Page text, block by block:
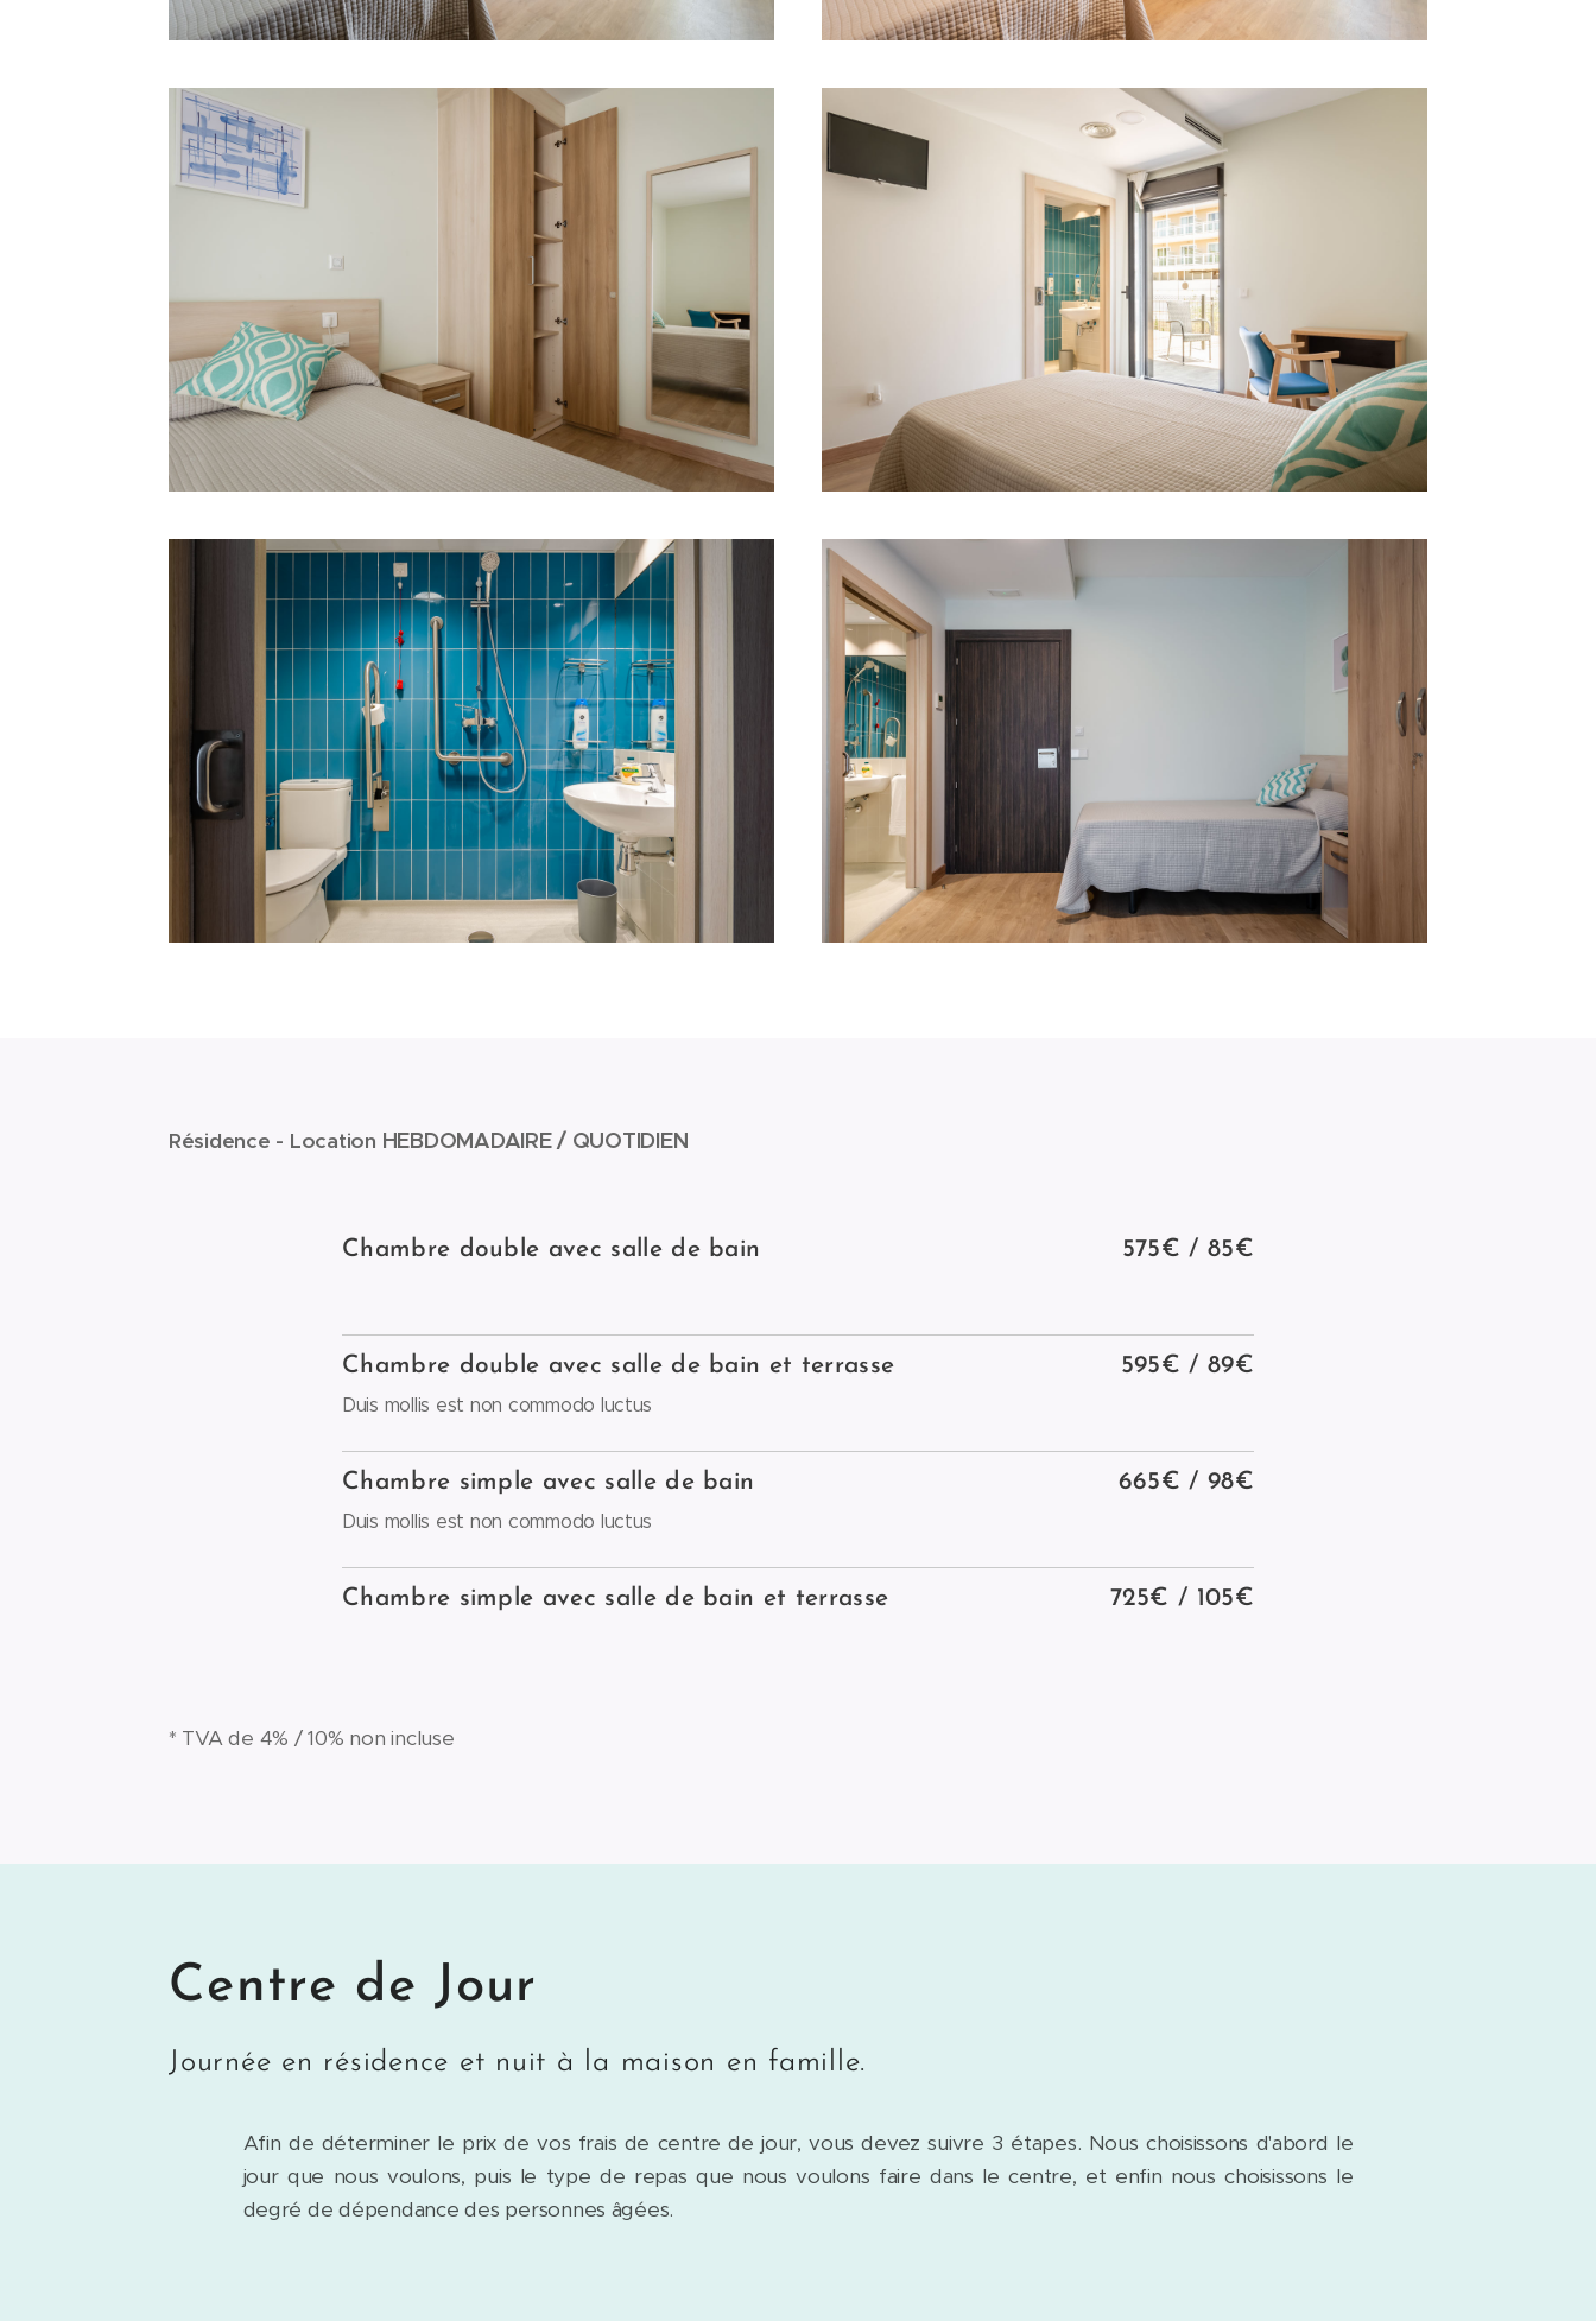
Résidence - Location HEBDOMADAIRE / QUOTIDIEN
Chambre double avec salle de bain 575€ / 85€
Chambre double avec salle de bain et terrasse
Duis mollis est non commodo luctus
595€ / 89€
Chambre simple avec salle de bain
Duis mollis est non commodo luctus
665€ / 98€
Chambre simple avec salle de bain et terrasse 725€ / 105€
* TVA de 4% / 10% non incluse
Centre de Jour
Journée en résidence et nuit à la maison en famille.
Afin de déterminer le prix de vos frais de centre de jour, vous devez suivre 3 étapes. Nous choisissons d'abord le
jour que nous voulons, puis le type de repas que nous voulons faire dans le centre, et enfin nous choisissons le
degré de dépendance des personnes âgées.